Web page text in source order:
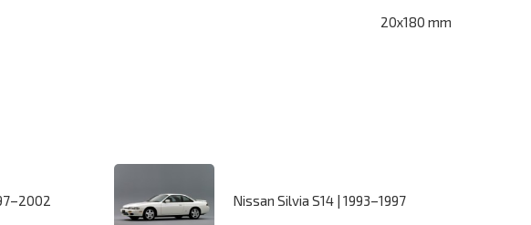
20x180 mm
Nissan Silvia S14 | 1993–1997